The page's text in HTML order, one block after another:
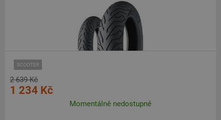
SCOOTER
2 639 Kč
1 234 Kč
Momentálně nedostupné